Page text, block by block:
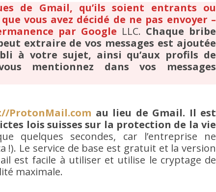
de Gmail, qu’ils soient entrants ou
vous avez décidé de ne pas envoyer –
par Google LLC. Chaque bribe
extraire de vos messages est ajoutée
à votre sujet, ainsi qu’aux profils de
mentionnez dans vos messages
ProtonMail.com au lieu de Gmail. Il est
lois suisses sur la protection de la vie
quelques secondes, car l’entreprise ne
!). Le service de base est gratuit et la version
est facile à utiliser et utilise le cryptage de
maximale.